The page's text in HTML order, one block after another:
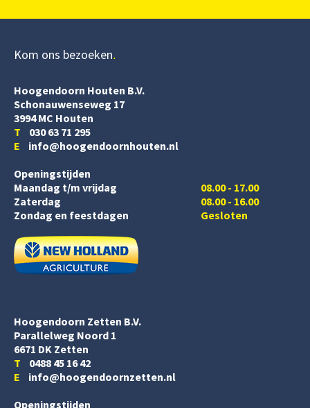
Kom ons bezoeken
Hoogendoorn Houten B.V.
Schonauwenseweg 17
3994 MC Houten
T 030 63 71 295
E info@hoogendoornhouten.nl
Openingstijden
Maandag t/m vrijdag
Zaterdag
08.00 - 17.00
08.00 - 16.00
Zondag en feestdagen
Gesloten
Hoogendoorn Zetten B.V.
Parallelweg Noord 1
6671 DK Zetten
T 0488 45 16 42
E info@hoogendoornzetten.nl
Openingstijden